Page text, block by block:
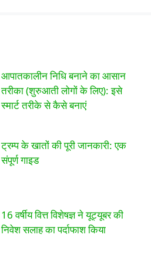
आपातकालीन निधि बनाने का आसान
तरीका (शुरुआती लोगों के लिए): इसे
स्मार्ट तरीके से कैसे बनाएं
ट्रम्प के खातों की पूरी जानकारी: एक
संपूर्ण गाइड
16 वर्षीय वित्त विशेषज्ञ ने यूट्यूबर की
निवेश सलाह का पर्दाफाश किया